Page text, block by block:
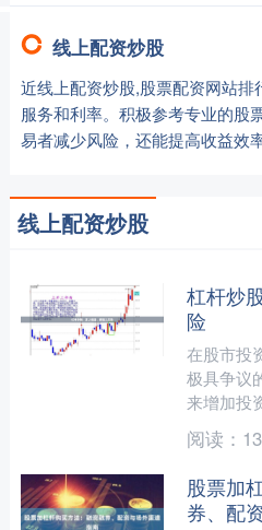
线上配资炒股
近线上配资炒股,股票配资网站
服务和利率。积极参考专业的股
易者减少风险，还能提高收益效率
线上配资炒股
杠杆炒
险
在股市投
极具争议
来增加投
但同时也
而言，理
阅读：
股票加
券、配